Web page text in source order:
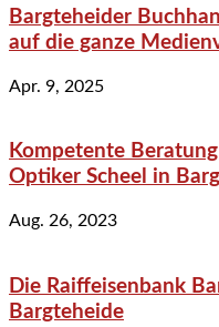
Bargteheider
auf die ganze
Apr. 9, 2025
Kompetente
Optiker Scheel in
Aug. 26, 2023
Die Raiffeisenbank
Bargteheide